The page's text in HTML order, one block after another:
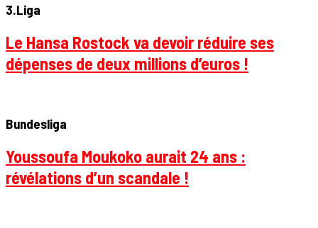
3.Liga
Le Hansa Rostock va devoir réduire ses
dépenses de deux millions d’euros !
Bundesliga
Youssoufa Moukoko aurait 24 ans :
révélations d’un scandale !